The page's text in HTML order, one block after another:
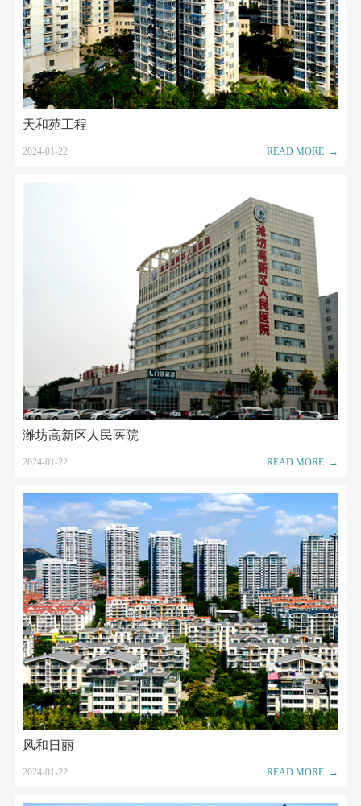
天和苑工程
READ MORE →
2024-01-22
潍坊高新区人民医院
READ MORE →
2024-01-22
风和日丽
READ MORE →
2024-01-22